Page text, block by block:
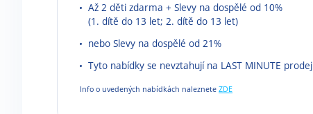
Až 2 děti zdarma + Slevy na dospělé od 10%
(1. dítě do 13 let; 2. dítě do 13 let)
nebo Slevy na dospělé od 21%
Tyto nabídky se nevztahují na LAST MINUTE prodej
Info o uvedených nabídkách naleznete ZDE